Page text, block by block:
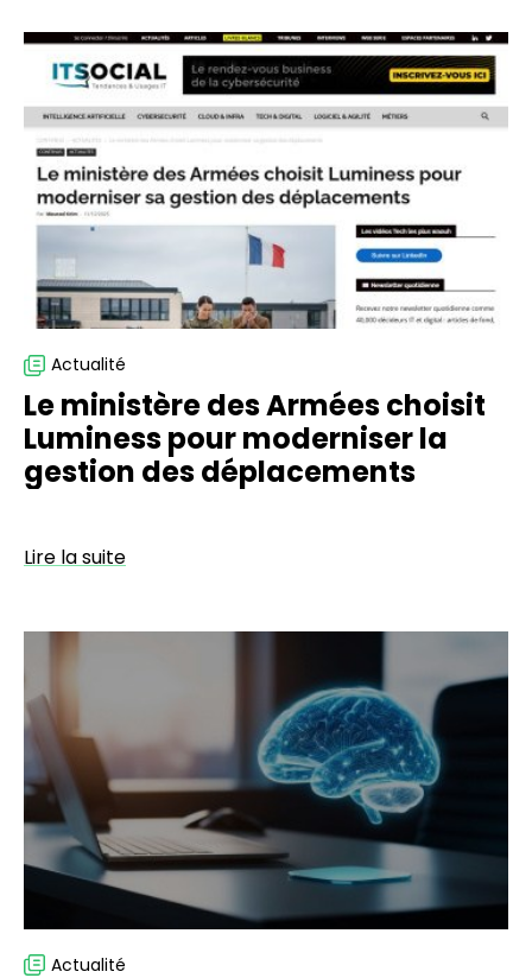
Le
ministère
des
Armées
choisit
Luminess
pour
la
gestion
des
déplacements
Actualité
Le ministère des Armées choisit
Luminess pour moderniser la
gestion des déplacements
Lire la suite
charte
IA
responsable
pour
l’avenir
:
la
French
Laval
s’associe
Actualité